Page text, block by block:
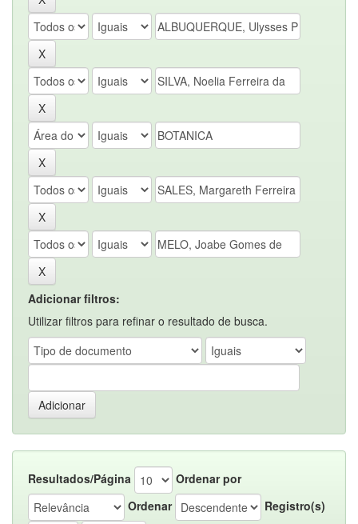
Adicionar filtros:
Utilizar filtros para refinar o resultado de busca.
Resultados/Página
Ordenar por
Ordenar
Registro(s)